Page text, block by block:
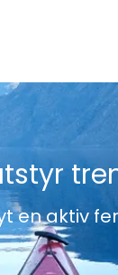
en aktiv